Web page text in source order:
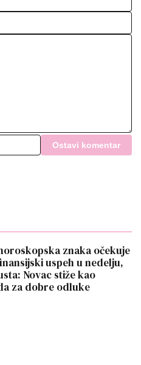
Ostavi komentar
znaka očekuje
uspeh u nedelju,
Novac stiže kao
za dobre odluke